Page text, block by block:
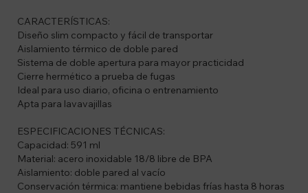
CARACTERÍSTICAS:
Diseño slim compacto y fácil de transportar
Aislamiento térmico de doble pared
Sistema de doble apertura para mayor practicidad
Cierre hermético a prueba de fugas
Ideal para uso diario, oficina o entrenamiento
Apta para lavavajillas
ESPECIFICACIONES TÉCNICAS:
Capacidad: 591 ml
Material: acero inoxidable 18/8 libre de BPA
Aislamiento: doble pared al vacío
Conservación térmica: mantiene bebidas frías hasta 8 horas